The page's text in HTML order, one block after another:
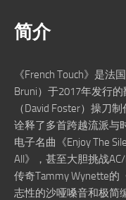
简介
《French Touch》是法
Bruni）于2017年发行
（David Foster）操刀
诠释了多首跨越流派与
电子名曲《Enjoy The
All》，甚至大胆挑战
传奇Tammy Wynette的
志性的沙哑嗓音和极简